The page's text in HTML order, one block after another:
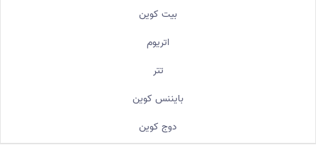
بیت کوین
اتریوم
تتر
بایننس کوین
دوج کوین